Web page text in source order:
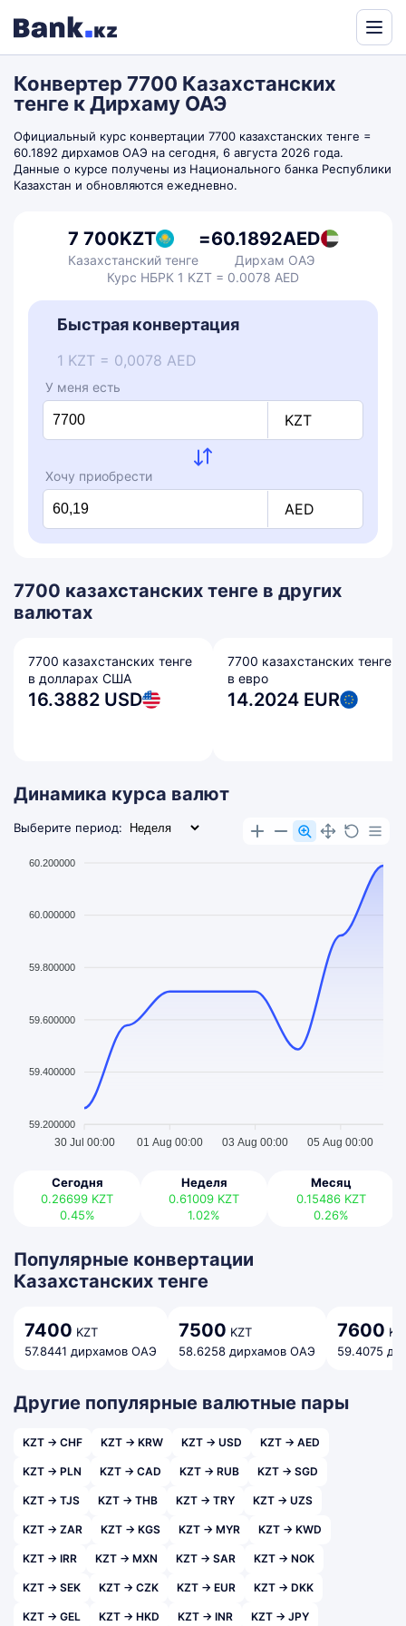
by
Translate
Конвертер 7700 Казахстанских
тенге к Дирхаму ОАЭ
Официальный курс конвертации 7700 казахстанских тенге =
60.1892 дирхамов ОАЭ на сегодня, 6 августа 2026 года.
Данные о курсе получены из Национального банка Республики
Казахстан и обновляются ежедневно.
7 700KZT
Казахстанский тенге
=60.1892AED
Дирхам ОАЭ
Курс НБРК 1 KZT = 0.0078 AED
Быстрая конвертация
1 KZT = 0,0078 AED
У меня есть
KZT
Хочу приобрести
AED
7700 казахстанских тенге в других
валютах
7700 казахстанских тенге
в долларах США
16.3882 USD
7700 казахстанских тенге
в евро
14.2024 EUR
Динамика курса валют
Выберите период:
60.200000
60.000000
59.800000
59.600000
59.400000
59.200000
30 Jul 00:00 01 Aug 00:00 03 Aug 00:00 05 Aug 00:00
Сегодня
0.26699 KZT
0.45%
Неделя
0.61009 KZT
1.02%
Месяц
0.15486 KZT
0.26%
Популярные конвертации
Казахстанских тенге
7400 KZT
57.8441 дирхамов ОАЭ
7500 KZT
58.6258 дирхамов ОАЭ
7600
59.4075
Другие популярные валютные пары
KZT → CHF KZT → KRW KZT → USD KZT → AED
KZT → PLN KZT → CAD KZT → RUB KZT → SGD
KZT → TJS KZT → THB KZT → TRY KZT → UZS
KZT → ZAR KZT → KGS KZT → MYR KZT → KWD
KZT → IRR KZT → MXN KZT → SAR KZT → NOK
KZT → SEK KZT → CZK KZT → EUR KZT → DKK
KZT → GEL KZT → HKD KZT → INR KZT → JPY